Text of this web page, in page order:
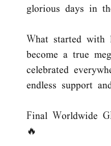
glorious days in
What started with
become a true
celebrated
endless support
Final Worldwide
🔥